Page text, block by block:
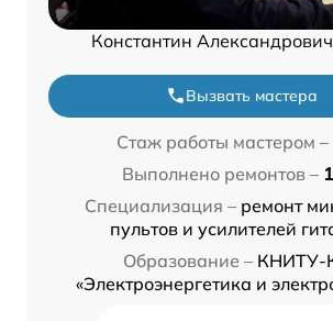
Константин
Вызвать мастера
Стаж работы мастером –
Выполнено ремонтов –
Специализация – ремонт
пультов и усилителей
Образование – КНИТУ-
«Электроэнергетика и